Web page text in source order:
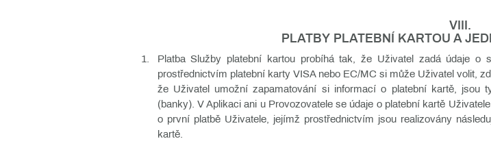
VIII.
PLATBY PLATEBNÍ KARTOU A
Platba Služby platební kartou probíhá tak, že Uživatel zadá údaje
prostřednictvím platební karty VISA nebo EC/MC si může Uživatel volit,
že Uživatel umožní zapamatování si informací o platební kartě, jsou
(banky). V Aplikaci ani u Provozovatele se údaje o platební kartě
o první platbě Uživatele, jejímž prostřednictvím jsou realizovány
kartě.